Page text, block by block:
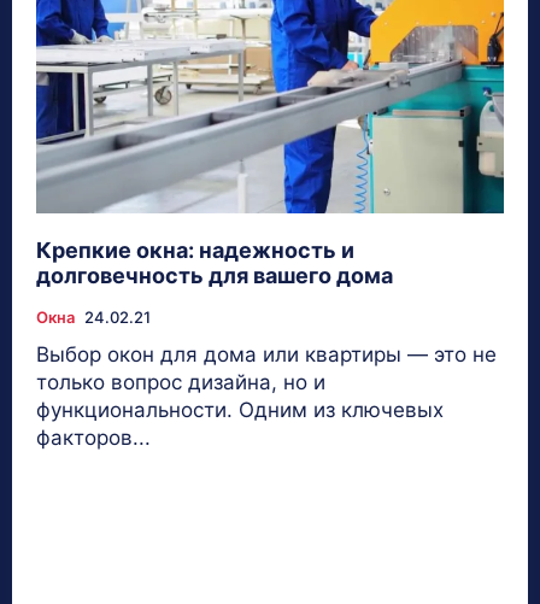
Крепкие окна: надежность и
долговечность для вашего дома
Окна 24.02.21
Выбор окон для дома или квартиры — это не
только вопрос дизайна, но и
функциональности. Одним из ключевых
факторов...